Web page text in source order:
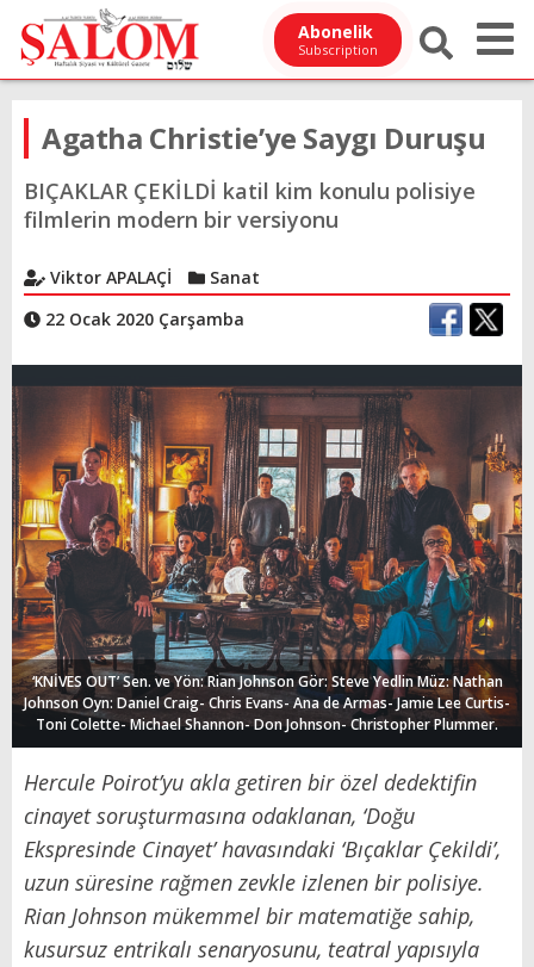
Abonelik
Subscription
Agatha Christie’ye Saygı Duruşu
BIÇAKLAR ÇEKİLDİ katil kim konulu polisiye
filmlerin modern bir versiyonu
Viktor APALAÇİ
Sanat
22 Ocak 2020 Çarşamba
‘KNİVES OUT’ Sen. ve Yön: Rian Johnson Gör: Steve Yedlin Müz: Nathan
Johnson Oyn: Daniel Craig- Chris Evans- Ana de Armas- Jamie Lee Curtis-
Toni Colette- Michael Shannon- Don Johnson- Christopher Plummer.
Hercule Poirot’yu akla getiren bir özel dedektifin
cinayet soruşturmasına odaklanan, ‘Doğu
Ekspresinde Cinayet’ havasındaki ‘Bıçaklar Çekildi’,
uzun süresine rağmen zevkle izlenen bir polisiye.
Rian Johnson mükemmel bir matematiğe sahip,
kusursuz entrikalı senaryosunu, teatral yapısıyla